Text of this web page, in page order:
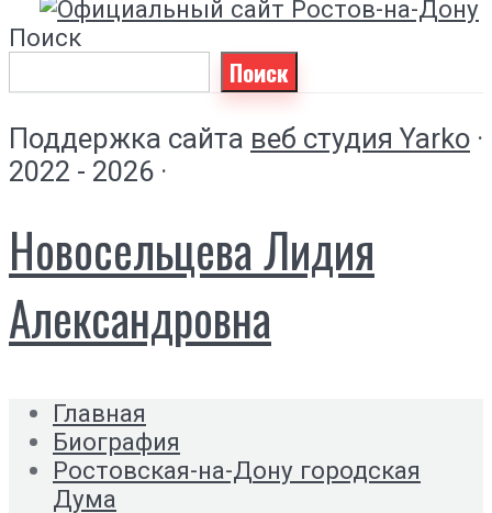
Поиск
Поиск
Поддержка сайта веб студия Yarko ·
2022 - 2026 ·
Новосельцева Лидия
Александровна
Главная
Биография
Ростовская-на-Дону городская
Дума